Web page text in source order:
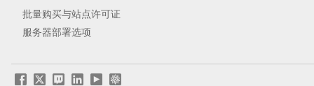
批量购买与站点许可证
服务器部署选项